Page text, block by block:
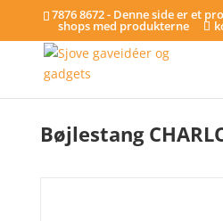
7876 8672 - Denne side er et
shops med produkterne
Bøjlestang